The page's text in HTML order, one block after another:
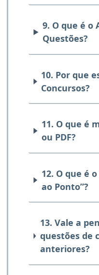
9. O que é o
Questões?
10. Por que
Concursos?
11. O que é
ou PDF?
12. O que é
ao Ponto”?
13. Vale a
questões de
anteriores?